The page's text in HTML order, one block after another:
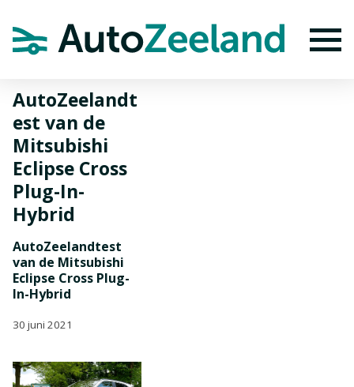
Plug-In-Hybrid
AutoZeelandt
est van de
Mitsubishi
Eclipse Cross
Plug-In-
Hybrid
AutoZeelandtest
van de Mitsubishi
Eclipse Cross Plug-
In-Hybrid
30 juni 2021